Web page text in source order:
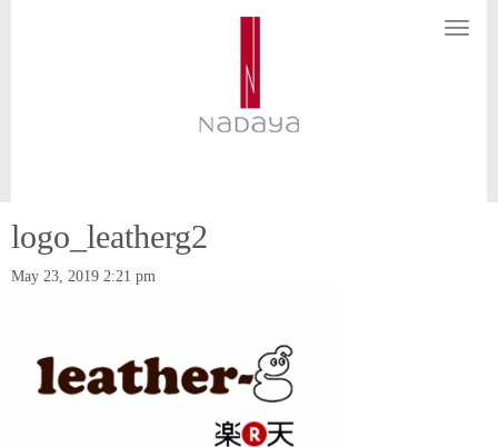
N
logo_leatherg2
May 23, 2019 2:21 pm